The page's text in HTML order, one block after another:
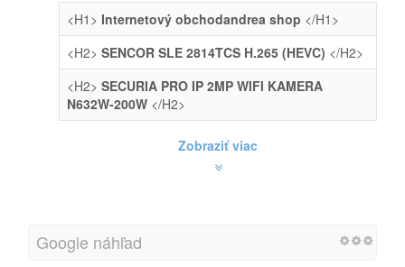
<H1> Internetový obchodandrea shop </H1>
<H2> SENCOR SLE 2814TCS H.265 (HEVC) </H2>
<H2> SECURIA PRO IP 2MP WIFI KAMERA
N632W-200W </H2>
Zobraziť viac
Google náhľad